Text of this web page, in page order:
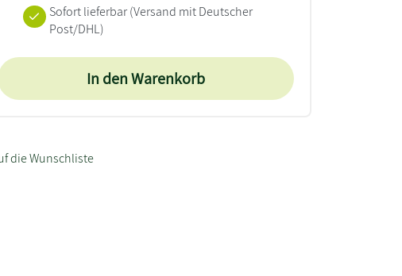
Sofort lieferbar(Versand mit Deutscher
Post/DHL)
In den Warenkorb
die Wunschliste